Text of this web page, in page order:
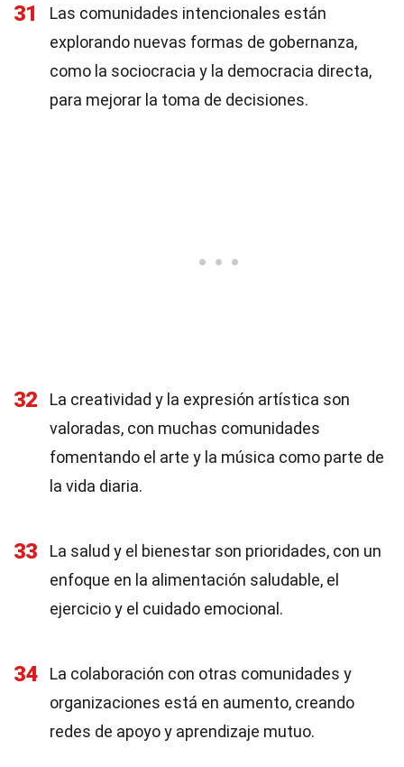
31
Las comunidades intencionales están
explorando nuevas formas de gobernanza,
como la sociocracia y la democracia directa,
para mejorar la toma de decisiones.
32
La creatividad y la expresión artística son
valoradas, con muchas comunidades
fomentando el arte y la música como parte de
la vida diaria.
33
La salud y el bienestar son prioridades, con un
enfoque en la alimentación saludable, el
ejercicio y el cuidado emocional.
34
La colaboración con otras comunidades y
organizaciones está en aumento, creando
redes de apoyo y aprendizaje mutuo.